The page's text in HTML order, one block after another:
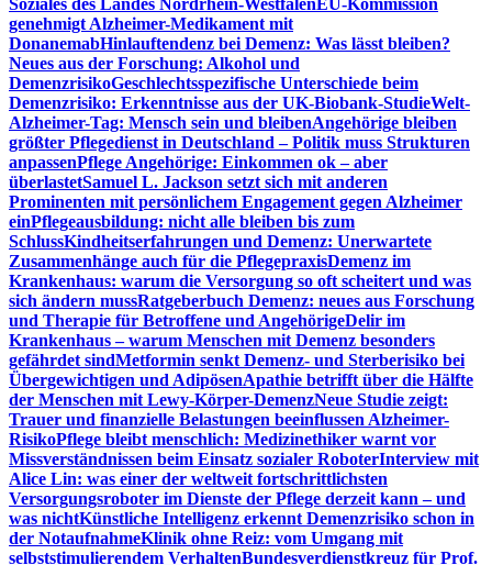
Soziales des Landes Nordrhein-WestfalenEU-Kommission
genehmigt Alzheimer-Medikament mit
DonanemabHinlauftendenz bei Demenz: Was lässt bleiben?
Neues aus der Forschung: Alkohol und
DemenzrisikoGeschlechtsspezifische Unterschiede beim
Demenzrisiko: Erkenntnisse aus der UK-Biobank-StudieWelt-
Alzheimer-Tag: Mensch sein und bleibenAngehörige bleiben
größter Pflegedienst in Deutschland – Politik muss Strukturen
anpassenPflege Angehörige: Einkommen ok – aber
überlastetSamuel L. Jackson setzt sich mit anderen
Prominenten mit persönlichem Engagement gegen Alzheimer
einPflegeausbildung: nicht alle bleiben bis zum
SchlussKindheitserfahrungen und Demenz: Unerwartete
Zusammenhänge auch für die PflegepraxisDemenz im
Krankenhaus: warum die Versorgung so oft scheitert und was
sich ändern mussRatgeberbuch Demenz: neues aus Forschung
und Therapie für Betroffene und AngehörigeDelir im
Krankenhaus – warum Menschen mit Demenz besonders
gefährdet sindMetformin senkt Demenz- und Sterberisiko bei
Übergewichtigen und AdipösenApathie betrifft über die Hälfte
der Menschen mit Lewy-Körper-DemenzNeue Studie zeigt:
Trauer und finanzielle Belastungen beeinflussen Alzheimer-
RisikoPflege bleibt menschlich: Medizinethiker warnt vor
Missverständnissen beim Einsatz sozialer RoboterInterview mit
Alice Lin: was einer der weltweit fortschrittlichsten
Versorgungsroboter im Dienste der Pflege derzeit kann – und
was nichtKünstliche Intelligenz erkennt Demenzrisiko schon in
der NotaufnahmeKlinik ohne Reiz: vom Umgang mit
selbststimulierendem VerhaltenBundesverdienstkreuz für Prof.